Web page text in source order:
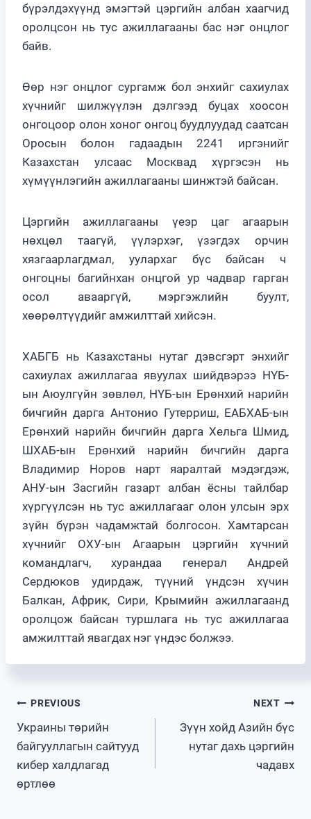
бүрэлдэхүүнд эмэгтэй цэргийн албан хаагчид
оролцсон нь тус ажиллагааны бас нэг онцлог
байв.
Өөр нэг онцлог сургамж бол энхийг сахиулах
хүчнийг шилжүүлэн дэлгээд буцах хоосон
онгоцоор олон хоног онгоц буудлуудад саатсан
Оросын болон гадаадын 2241 иргэнийг
Казахстан улсаас Москвад хүргэсэн нь
хүмүүнлэгийн ажиллагааны шинжтэй байсан.
Цэргийн ажиллагааны үеэр цаг агаарын
нөхцөл таагүй, үүлэрхэг, үзэгдэх орчин
хязгаарлагдмал, уулархаг бүс байсан ч
онгоцны багийнхан онцгой ур чадвар гарган
осол авааргүй, мэргэжлийн буулт,
хөөрөлтүүдийг амжилттай хийсэн.
ХАБГБ нь Казахстаны нутаг дэвсгэрт энхийг
сахиулах ажиллагаа явуулах шийдвэрээ НҮБ-
ын Аюулгүйн зөвлөл, НҮБ-ын Ерөнхий нарийн
бичгийн дарга Антонио Гутерриш, ЕАБХАБ-ын
Ерөнхий нарийн бичгийн дарга Хельга Шмид,
ШХАБ-ын Ерөнхий нарийн бичгийн дарга
Владимир Норов нарт яаралтай мэдэгдэж,
АНУ-ын Засгийн газарт албан ёсны тайлбар
хүргүүлсэн нь тус ажиллагааг олон улсын эрх
зүйн бүрэн чадамжтай болгосон. Хамтарсан
хүчнийг ОХУ-ын Агаарын цэргийн хүчний
командлагч, хурандаа генерал Андрей
Сердюков удирдаж, түүний үндсэн хүчин
Балкан, Африк, Сири, Крымийн ажиллагаанд
оролцож байсан туршлага нь тус ажиллагаа
амжилттай явагдах нэг үндэс болжээ.
Post
navigation
PREVIOUS
Украины төрийн
байгууллагын сайтууд
кибер халдлагад
өртлөө
NEXT
Зүүн хойд Азийн бүс
нутаг дахь цэргийн
чадавх